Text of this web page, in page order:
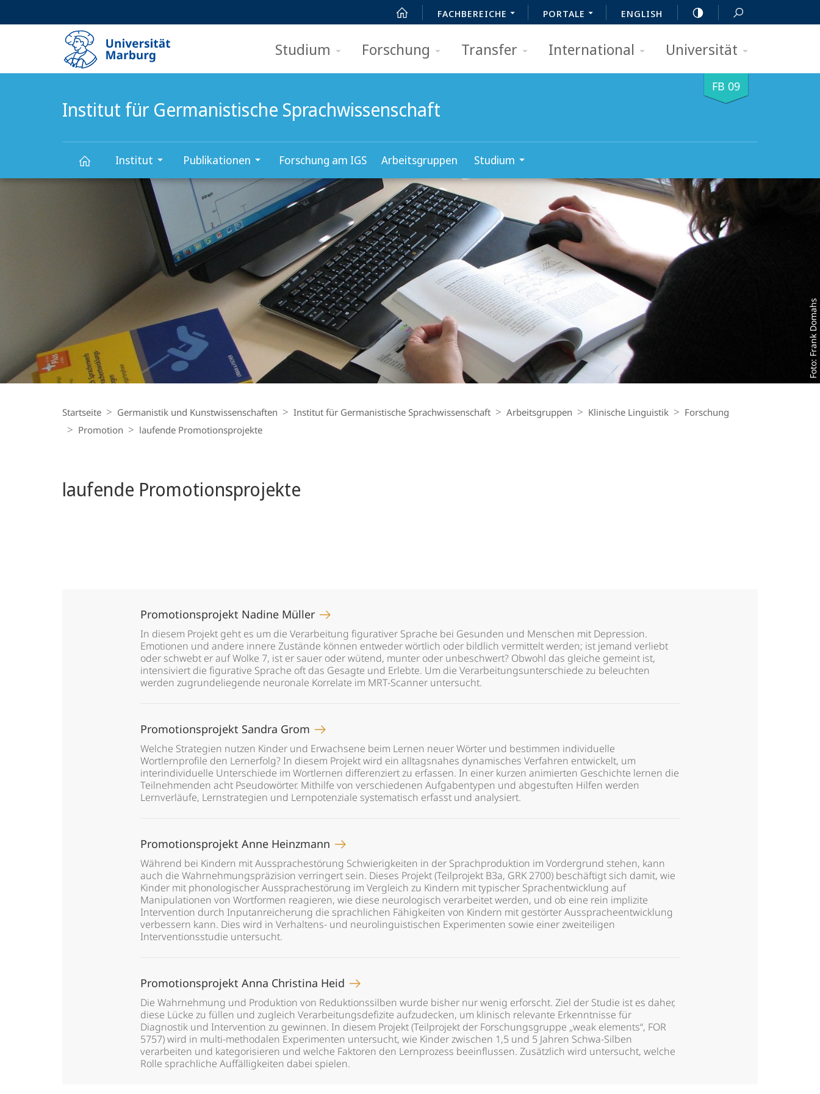
FACHBEREICHE PORTALE ENGLISH
Studium Forschung Transfer International Universität
FB 09
Institut für Germanistische Sprachwissenschaft
Sprachwissenschaft
Institut Publikationen Forschung am IGS Arbeitsgruppen Studium
Hauptinhalt
Foto: Frank Domahs
Navigation
Startseite Germanistik und Kunstwissenschaften Institut für Germanistische Sprachwissenschaft Arbeitsgruppen Klinische Linguistik
Forschung
Promotion
laufende Promotionsprojekte
laufende Promotionsprojekte
Promotionsprojekt Nadine Müller
In diesem Projekt geht es um die Verarbeitung figurativer Sprache bei Gesunden und Menschen mit Depression.
Emotionen und andere innere Zustände können entweder wörtlich oder bildlich vermittelt werden; ist jemand verliebt
oder schwebt er auf Wolke 7, ist er sauer oder wütend, munter oder unbeschwert? Obwohl das gleiche gemeint ist,
intensiviert die figurative Sprache oft das Gesagte und Erlebte. Um die Verarbeitungsunterschiede zu beleuchten
werden zugrundeliegende neuronale Korrelate im MRT-Scanner untersucht.
Promotionsprojekt Sandra Grom
Welche Strategien nutzen Kinder und Erwachsene beim Lernen neuer Wörter und bestimmen individuelle
Wortlernprofile den Lernerfolg? In diesem Projekt wird ein alltagsnahes dynamisches Verfahren entwickelt, um
interindividuelle Unterschiede im Wortlernen differenziert zu erfassen. In einer kurzen animierten Geschichte lernen die
Teilnehmenden acht Pseudowörter. Mithilfe von verschiedenen Aufgabentypen und abgestuften Hilfen werden
Lernverläufe, Lernstrategien und Lernpotenziale systematisch erfasst und analysiert.
Promotionsprojekt Anne Heinzmann
Während bei Kindern mit Aussprachestörung Schwierigkeiten in der Sprachproduktion im Vordergrund stehen, kann
auch die Wahrnehmungspräzision verringert sein. Dieses Projekt (Teilprojekt B3a, GRK 2700) beschäftigt sich damit, wie
Kinder mit phonologischer Aussprachestörung im Vergleich zu Kindern mit typischer Sprachentwicklung auf
Manipulationen von Wortformen reagieren, wie diese neurologisch verarbeitet werden, und ob eine rein implizite
Intervention durch Inputanreicherung die sprachlichen Fähigkeiten von Kindern mit gestörter Ausspracheentwicklung
verbessern kann. Dies wird in Verhaltens- und neurolinguistischen Experimenten sowie einer zweiteiligen
Interventionsstudie untersucht.
Promotionsprojekt Anna Christina Heid
Die Wahrnehmung und Produktion von Reduktionssilben wurde bisher nur wenig erforscht. Ziel der Studie ist es daher,
diese Lücke zu füllen und zugleich Verarbeitungsdefizite aufzudecken, um klinisch relevante Erkenntnisse für
Diagnostik und Intervention zu gewinnen. In diesem Projekt (Teilprojekt der Forschungsgruppe „weak elements“, FOR
5757) wird in multi-methodalen Experimenten untersucht, wie Kinder zwischen 1,5 und 5 Jahren Schwa-Silben
verarbeiten und kategorisieren und welche Faktoren den Lernprozess beeinflussen. Zusätzlich wird untersucht, welche
Rolle sprachliche Auffälligkeiten dabei spielen.